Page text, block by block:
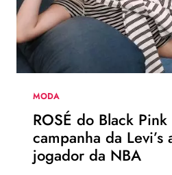
CHEGAR
AO
MODA
ROSÉ do Black
campanha da Levi’s
jogador da NBA